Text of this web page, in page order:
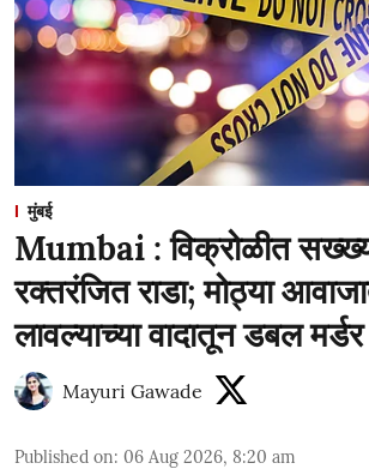
मुंबई
Mumbai : विक्रोळीत
रक्तरंजित राडा; मोठ्या
लावल्याच्या वादातून डबल मर्डर
Mayuri Gawade
Published on: 06 Aug 2026, 8:20 am